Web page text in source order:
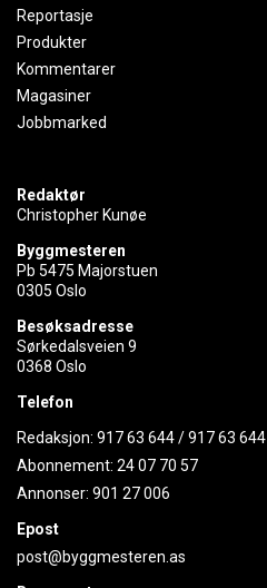
Reportasje
Produkter
Kommentarer
Magasiner
Jobbmarked
Redaktør
Christopher Kunøe
Byggmesteren
Pb 5475 Majorstuen
0305 Oslo
Besøksadresse
Sørkedalsveien 9
0368 Oslo
Telefon
Redaksjon: 917 63 644/917 63 644
Abonnement: 24 07 70 57
Annonser: 901 27 006
Epost
post@byggmesteren.as